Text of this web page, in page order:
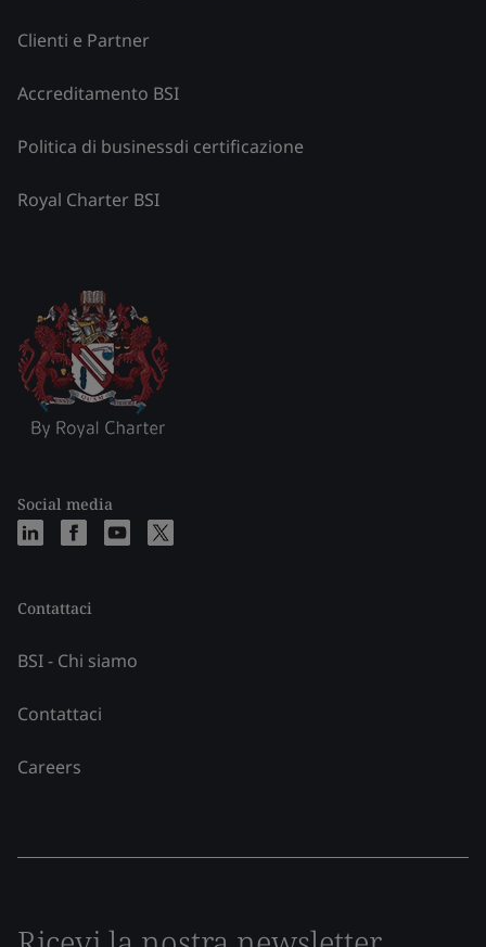
Clienti e Partner
Accreditamento BSI
Politica di businessdi certificazione
Royal Charter BSI
Social media
Contattaci
BSI - Chi siamo
Contattaci
Careers